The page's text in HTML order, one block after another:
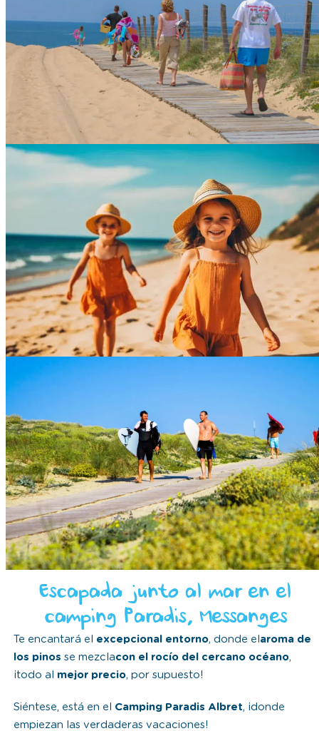
Escapada junto al mar en el
camping Paradis, Messanges
Te encantará el excepcional entorno, donde el aroma de
los pinos se mezclacon el rocío del cercano océano,
¡todo al mejor precio, por supuesto!
Siéntese, está en el Camping Paradis Albret, ¡donde
empiezan las verdaderas vacaciones!